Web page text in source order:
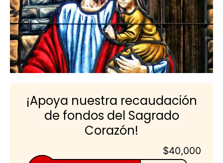
¡Apoya nuestra recaudación
de fondos del Sagrado
Corazón!
$40,000